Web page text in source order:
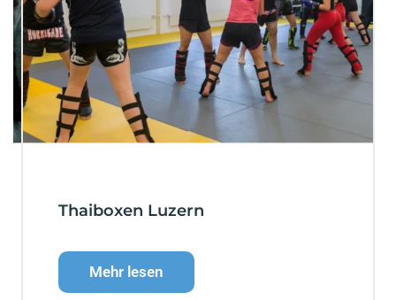
Thaiboxen Luzern
Mehr lesen